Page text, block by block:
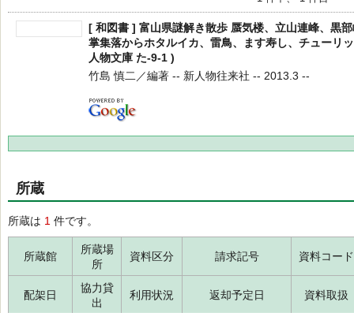
[ 和図書 ] 富山県謎解き散歩 蜃気楼、立山連峰、黒
掌集落からホタルイカ、雷鳥、ます寿し、チューリ
人物文庫 た-9-1 )
竹島 慎二／編著 -- 新人物往来社 -- 2013.3 --
所蔵
所蔵は 1 件です。
所蔵館
所蔵場
所
資料区分 請求記号 資料コード
配架日
協力貸
出
利用状況 返却予定日 資料取扱